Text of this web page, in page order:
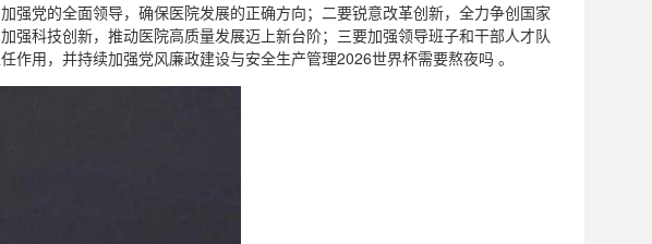
强党的全面领导，确保医院发展的正确方向；二要锐意改革创新，全力争创国家
强科技创新，推动医院高质量发展迈上新台阶；三要加强领导班子和干部人才队
用，并持续加强党风廉政建设与安全生产管理2026世界杯需要熬夜吗 。